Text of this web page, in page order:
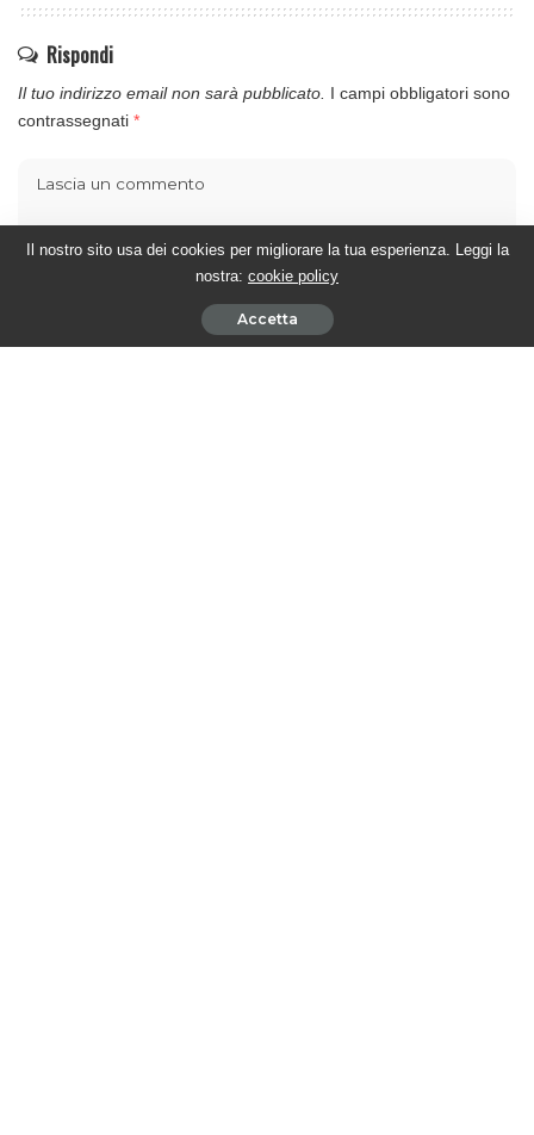
Rispondi
Il tuo indirizzo email non sarà pubblicato. I campi obbligatori sono
contrassegnati *
Il nostro sito usa dei cookies per migliorare la tua esperienza. Leggi la
nostra: cookie policy
Accetta